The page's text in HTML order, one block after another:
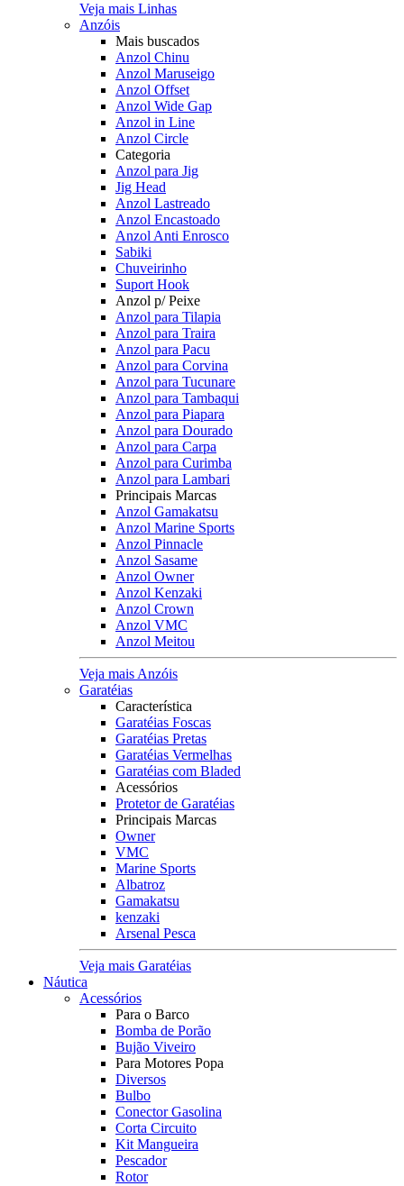
Veja mais Linhas
Anzóis
Mais buscados
Anzol Chinu
Anzol Maruseigo
Anzol Offset
Anzol Wide Gap
Anzol in Line
Anzol Circle
Categoria
Anzol para Jig
Jig Head
Anzol Lastreado
Anzol Encastoado
Anzol Anti Enrosco
Sabiki
Chuveirinho
Suport Hook
Anzol p/ Peixe
Anzol para Tilapia
Anzol para Traira
Anzol para Pacu
Anzol para Corvina
Anzol para Tucunare
Anzol para Tambaqui
Anzol para Piapara
Anzol para Dourado
Anzol para Carpa
Anzol para Curimba
Anzol para Lambari
Principais Marcas
Anzol Gamakatsu
Anzol Marine Sports
Anzol Pinnacle
Anzol Sasame
Anzol Owner
Anzol Kenzaki
Anzol Crown
Anzol VMC
Anzol Meitou
Veja mais Anzóis
Garatéias
Característica
Garatéias Foscas
Garatéias Pretas
Garatéias Vermelhas
Garatéias com Bladed
Acessórios
Protetor de Garatéias
Principais Marcas
Owner
VMC
Marine Sports
Albatroz
Gamakatsu
kenzaki
Arsenal Pesca
Veja mais Garatéias
Náutica
Acessórios
Para o Barco
Bomba de Porão
Bujão Viveiro
Para Motores Popa
Diversos
Bulbo
Conector Gasolina
Corta Circuito
Kit Mangueira
Pescador
Rotor